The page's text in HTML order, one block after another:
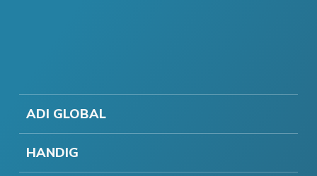
ADI GLOBAL
HANDIG